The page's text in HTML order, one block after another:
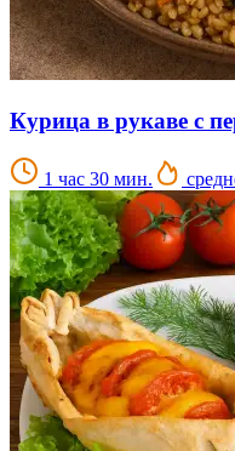
Курица в рукаве с
1 час 30 мин.